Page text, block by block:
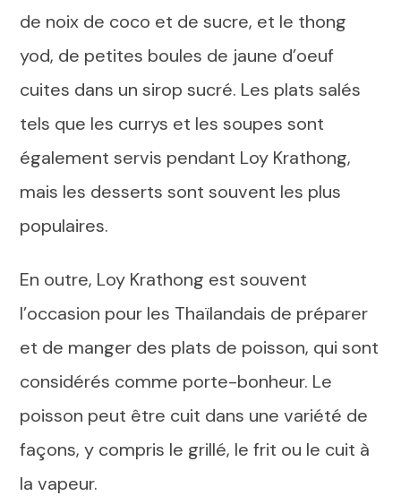
de noix de coco et de sucre, et le thong
yod, de petites boules de jaune d’oeuf
cuites dans un sirop sucré. Les plats salés
tels que les currys et les soupes sont
également servis pendant Loy Krathong,
mais les desserts sont souvent les plus
populaires.
En outre, Loy Krathong est souvent
l’occasion pour les Thaïlandais de préparer
et de manger des plats de poisson, qui sont
considérés comme porte-bonheur. Le
poisson peut être cuit dans une variété de
façons, y compris le grillé, le frit ou le cuit à
la vapeur.